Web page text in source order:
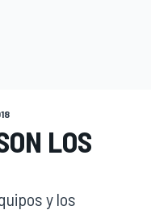
LOS
y los